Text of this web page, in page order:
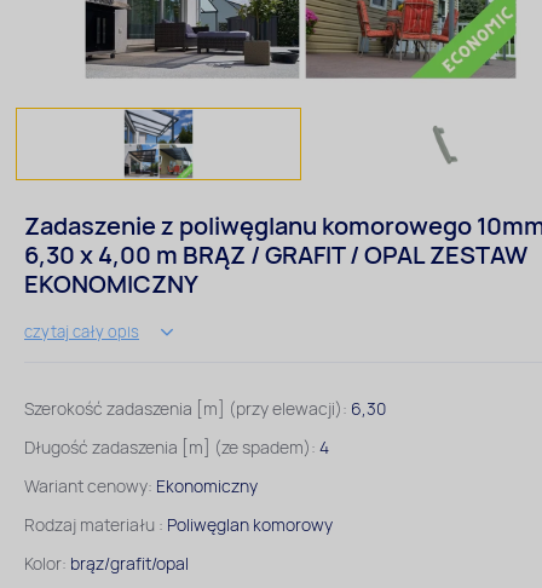
Zadaszenie z poliwęglanu komorowego
6,30 x 4,00 m BRĄZ / GRAFIT / OPAL ZESTAW
EKONOMICZNY
czytaj cały opis
Szerokość zadaszenia [m] (przy elewacji): 6,30
Długość zadaszenia [m] (ze spadem): 4
Wariant cenowy: Ekonomiczny
Rodzaj materiału : Poliwęglan komorowy
Kolor: brąz/grafit/opal